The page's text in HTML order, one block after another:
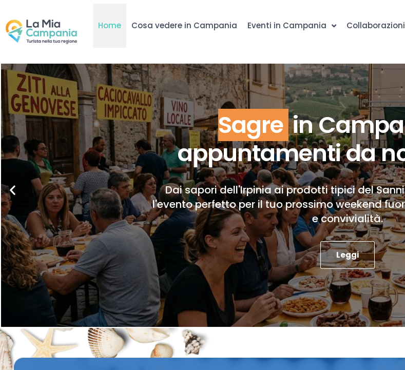
Home Cosa vedere in Campania Eventi in Campania Collaborazioni
Sagre in
appuntamenti da
Dai sapori dell'Irpinia ai prodotti tipici del
l'evento perfetto per il tuo prossimo weekend
e convivialità.
Leggi